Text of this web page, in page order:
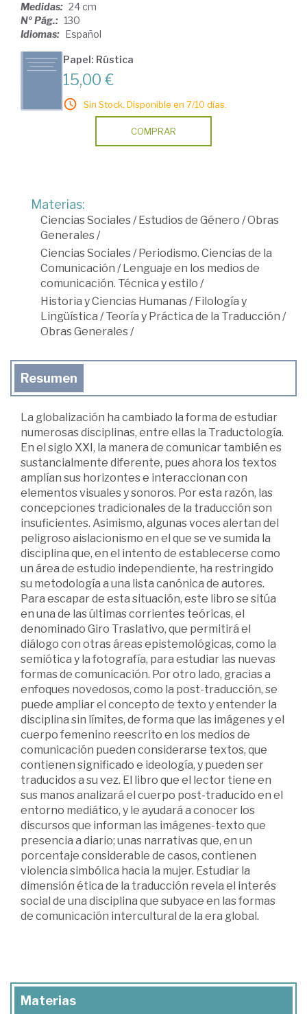
Medidas: 24 cm
Nº Pág.: 130
Idiomas: Español
Papel: Rústica
15,00 €
Sin Stock. Disponible en 7/10 días.
COMPRAR
Materias:
Ciencias Sociales/ Estudios de Género /Obras
Generales/
Ciencias Sociales/ Periodismo. Ciencias de la
Comunicación / Lenguaje en los medios de
comunicación. Técnica y estilo /
Historia y Ciencias Humanas/ Filología y
Lingüística /Teoría y Práctica de la Traducción /
Obras Generales/
Resumen
La globalización ha cambiado la forma de estudiar
numerosas disciplinas, entre ellas la Traductología.
En el siglo XXI, la manera de comunicar también es
sustancialmente diferente, pues ahora los textos
amplían sus horizontes e interaccionan con
elementos visuales y sonoros. Por esta razón, las
concepciones tradicionales de la traducción son
insuficientes. Asimismo, algunas voces alertan del
peligroso aislacionismo en el que se ve sumida la
disciplina que, en el intento de establecerse como
un área de estudio independiente, ha restringido
su metodología a una lista canónica de autores.
Para escapar de esta situación, este libro se sitúa
en una de las últimas corrientes teóricas, el
denominado Giro Traslativo, que permitirá el
diálogo con otras áreas epistemológicas, como la
semiótica y la fotografía, para estudiar las nuevas
formas de comunicación. Por otro lado, gracias a
enfoques novedosos, como la post-traducción, se
puede ampliar el concepto de texto y entender la
disciplina sin límites, de forma que las imágenes y el
cuerpo femenino reescrito en los medios de
comunicación pueden considerarse textos, que
contienen significado e ideología, y pueden ser
traducidos a su vez. El libro que el lector tiene en
sus manos analizará el cuerpo post-traducido en el
entorno mediático, y le ayudará a conocer los
discursos que informan las imágenes-texto que
presencia a diario; unas narrativas que, en un
porcentaje considerable de casos, contienen
violencia simbólica hacia la mujer. Estudiar la
dimensión ética de la traducción revela el interés
social de una disciplina que subyace en las formas
de comunicación intercultural de la era global.
Materias